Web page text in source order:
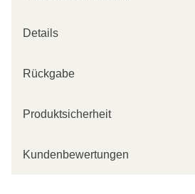
Details
Rückgabe
Produktsicherheit
Kundenbewertungen